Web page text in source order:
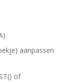
aanpassen
of